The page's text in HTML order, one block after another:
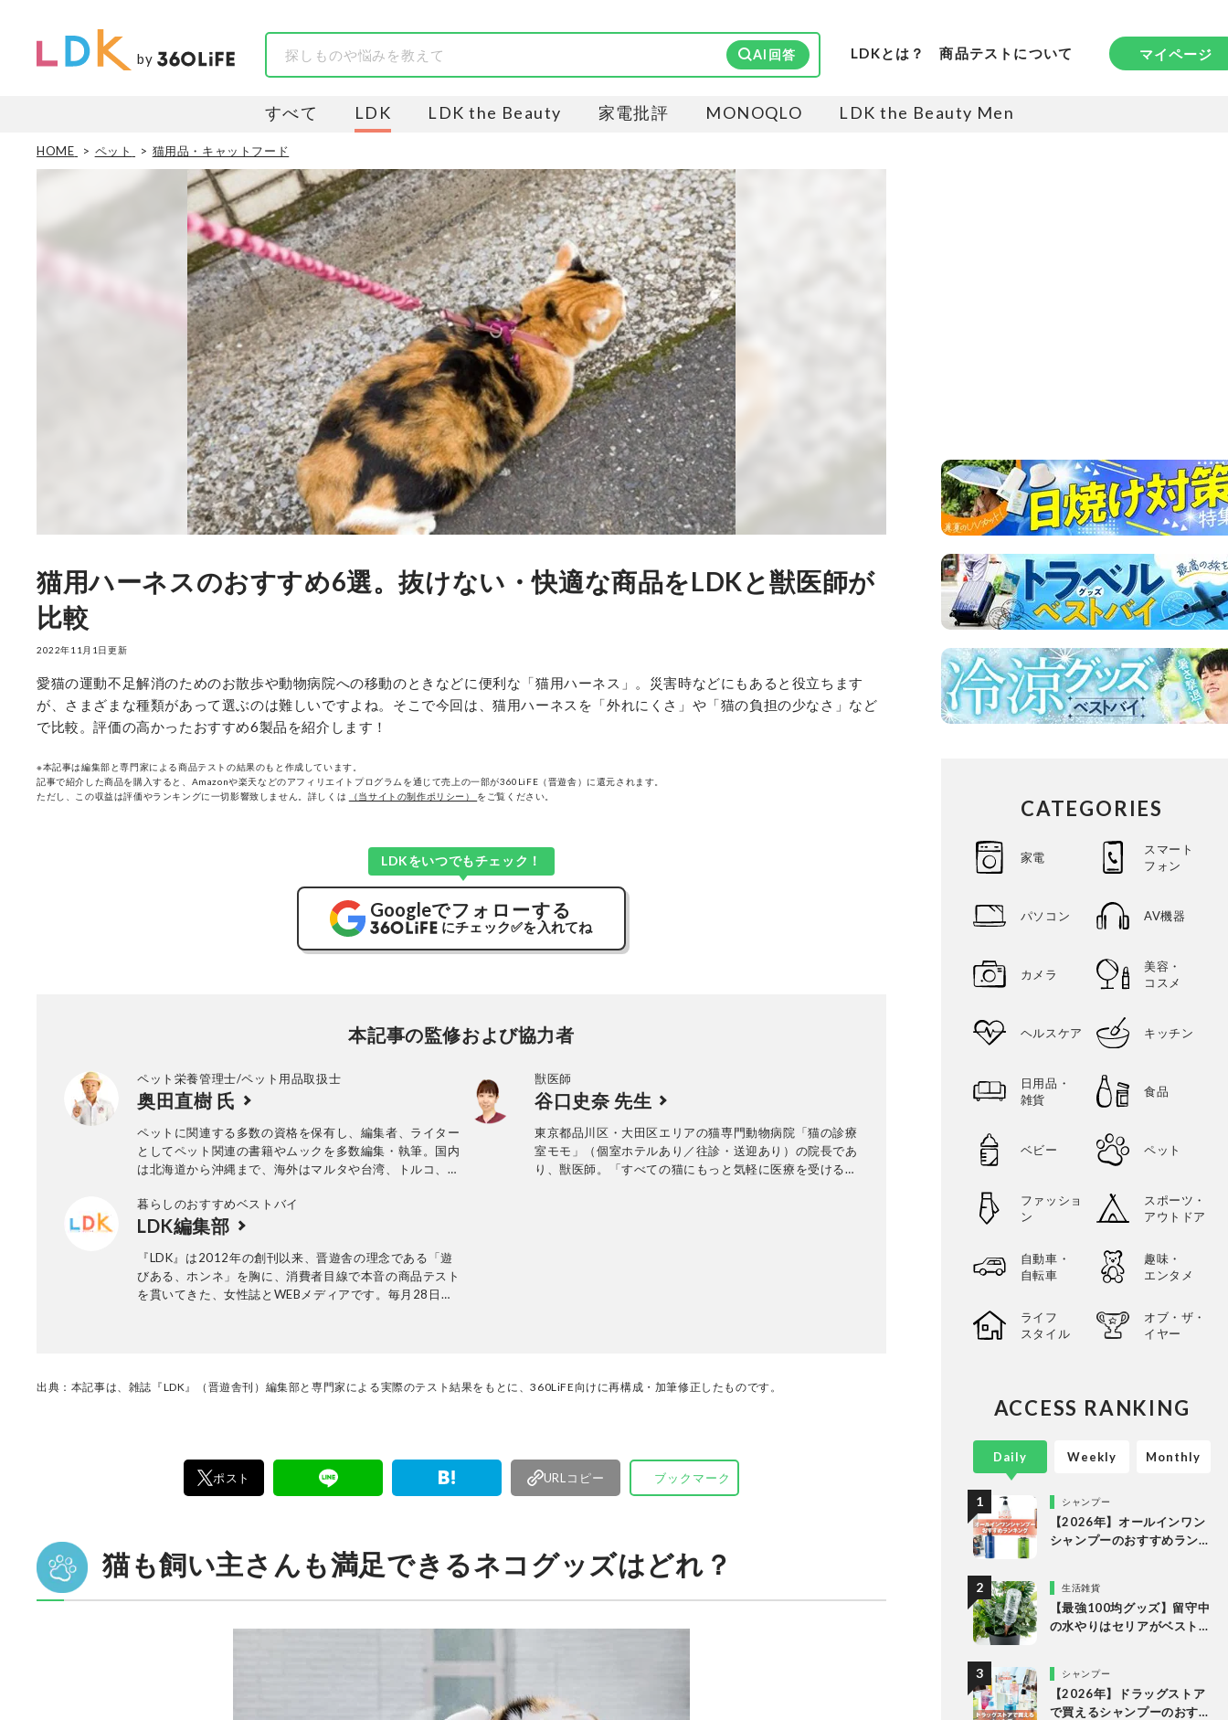
by AI回答 LDKとは？ 商品テストについて マイページ
すべて LDK LDK the Beauty 家電批評 MONOQLO LDK the Beauty Men
HOME ペット 猫用品・キャットフード
猫用ハーネスのおすすめ6選。抜けない・快適な商品をLDKと獣医師が
比較
2022年11月1日更新
愛猫の運動不足解消のためのお散歩や動物病院への移動のときなどに便利な「猫用ハーネス」。災害時などにもあると役立ちます
が、さまざまな種類があって選ぶのは難しいですよね。そこで今回は、猫用ハーネスを「外れにくさ」や「猫の負担の少なさ」など
で比較。評価の高かったおすすめ6製品を紹介します！
※本記事は編集部と専門家による商品テストの結果のもと作成しています。
記事で紹介した商品を購入すると、Amazonや楽天などのアフィリエイトプログラムを通じて売上の一部が360LiFE（晋遊舎）に還元されます。
ただし、この収益は評価やランキングに一切影響致しません。詳しくは
（当サイトの制作ポリシー） をご覧ください。
LDKをいつでもチェック！
Googleでフォローする
にチェック✅を入れてね
本記事の監修および協力者
ペット栄養管理士/ペット用品取扱士
奥田直樹 氏
ペットに関連する多数の資格を保有し、編集者、ライター
としてペット関連の書籍やムックを多数編集・執筆。国内
は北海道から沖縄まで、海外はマルタや台湾、トルコ、モ
寿命は８割が“ごはん”で決まる』（双葉社）、『ネコとの
新生活ガイド』（晋遊舎）、『animal hospital design
獣医師
谷口史奈 先生
東京都品川区・大田区エリアの猫専門動物病院「猫の診療
室モモ」（個室ホテルあり／往診・送迎あり）の院長であ
り、獣医師。「すべての猫にもっと気軽に医療を受ける機
暮らしのおすすめベストバイ
LDK編集部
『LDK』は2012年の創刊以来、晋遊舎の理念である「遊
びある、ホンネ」を胸に、消費者目線で本音の商品テスト
を貫いてきた、女性誌とWEBメディアです。毎月28日発
なたにお届け。編集長・高橋咲彩を中心に、11名以上の
出典：本記事は、雑誌『LDK』（晋遊舎刊）編集部と専門家による実際のテスト結果をもとに、360LiFE向けに再構成・加筆修正したものです。
ポスト URLコピー ブックマーク
猫も飼い主さんも満足できるネコグッズはどれ？
CATEGORIES
家電
スマート
フォン
パソコン AV機器
カメラ
美容・
コスメ
ヘルスケア キッチン
日用品・
雑貨
食品
ベビー ペット
ファッショ
ン
スポーツ・
アウトドア
自動車・
自転車
趣味・
エンタメ
ライフ
スタイル
オブ・ザ・
イヤー
ACCESS RANKING
Daily
シャンプー
【2026年】オールインワン
シャンプーのおすすめラン
をプロと比較
生活雑貨
【最強100均グッズ】留守中
の水やりはセリアがベスト
シャンプー
【2026年】ドラッグストア
で買えるシャンプーのおす
Weekly Monthly